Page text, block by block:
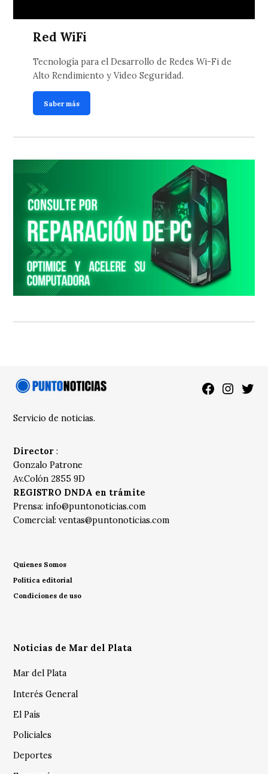
Red WiFi
Tecnología para el Desarrollo de Redes Wi-Fi de
Alto Rendimiento y Video Seguridad.
Saber más
Facebook
Servicio de noticias.
Director :
Gonzalo Patrone
Av.Colón 2855 9D
REGISTRO DNDA en trámite
Prensa: info@puntonoticias.com
Comercial:ventas@puntonoticias.com
Quienes Somos
Política editorial
Condiciones de uso
Noticias de Mar del Plata
Mar del Plata
Interés General
El País
Policiales
Deportes